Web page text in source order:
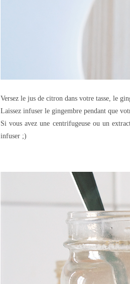
Versez le jus de citron dans votre tasse, le
Laissez infuser le gingembre pendant que
Si vous avez une centrifugeuse ou un
infuser ;)